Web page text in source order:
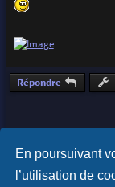
En poursuivant
l’utilisation de
Répondre
Accueil Index